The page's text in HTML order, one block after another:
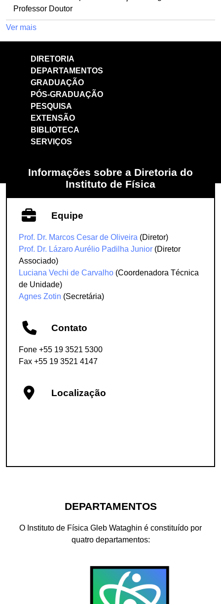
Professor Doutor
Ver mais
DIRETORIA
DEPARTAMENTOS
GRADUAÇÃO
PÓS-GRADUAÇÃO
PESQUISA
EXTENSÃO
BIBLIOTECA
SERVIÇOS
Informações sobre a Diretoria do
Instituto de Física
Equipe
Prof. Dr. Marcos Cesar de Oliveira (Diretor)
Prof. Dr. Lázaro Aurélio Padilha Junior (Diretor
Associado)
Luciana Vechi de Carvalho (Coordenadora Técnica
de Unidade)
Agnes Zotin (Secretária)
Contato
Fone +55 19 3521 5300
Fax +55 19 3521 4147
Localização
DEPARTAMENTOS
O Instituto de Física Gleb Wataghin é constituído por
quatro departamentos: